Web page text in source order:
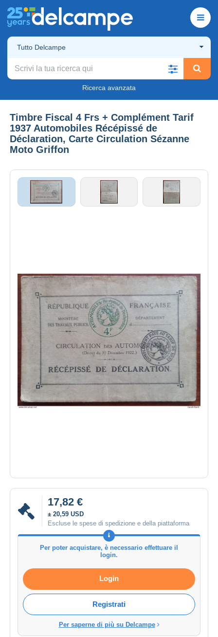
Tutto Delcampe
Ricerca avanzata
Timbre Fiscal 4 Frs + Complément Tarif
1937 Automobiles Récépissé de
Déclaration, Carte Circulation Sézanne
Moto Griffon
17,82 €
± 20,59 USD
Escluse le spese di spedizione e della piattaforma
Per poter acquistare, è necessario effettuare il
login.
Login
Registrati
Per saperne di più su Delcampe